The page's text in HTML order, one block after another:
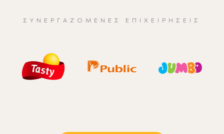
ΣΥΝΕΡΓΑΖΌΜΕΝΕΣ ΕΠΙΧΕΙΡΉΣΕΙΣ